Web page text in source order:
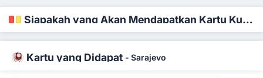
Siapakah yang Akan Mendapatkan Kartu Kuning dan Merah
Kartu yang Didapat - Sarajevo